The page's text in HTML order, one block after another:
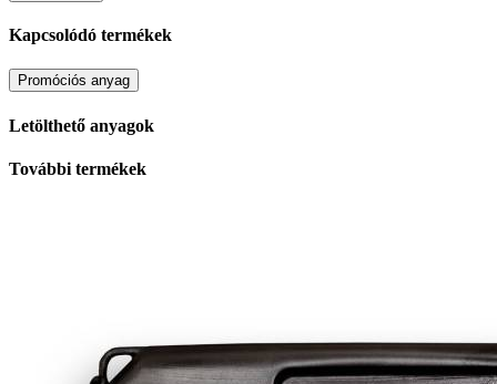
Kapcsolódó termékek
Promóciós anyag
Letölthető anyagok
További termékek